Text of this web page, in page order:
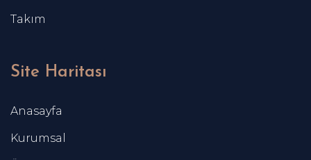
Takım
Site Haritası
Anasayfa
Kurumsal